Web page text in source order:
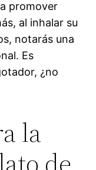
promover
al inhalar su
notarás una
Es
¿no
la